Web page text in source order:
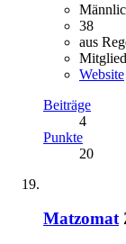
38
aus
Website
Beiträge
4
Punkte
20
Matzomat